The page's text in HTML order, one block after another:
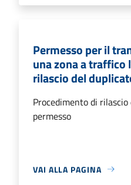
Permesso per il
una zona a traffico
rilascio del
Procedimento di
permesso
VAI ALLA PAGINA